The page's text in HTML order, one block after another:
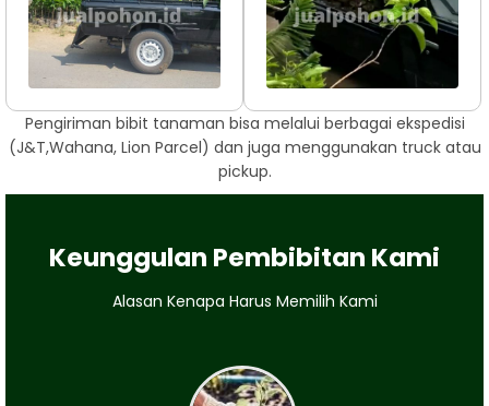
Pengiriman bibit tanaman bisa melalui berbagai ekspedisi
(J&T,Wahana, Lion Parcel) dan juga menggunakan truck atau
pickup.
Keunggulan Pembibitan Kami
Alasan Kenapa Harus Memilih Kami